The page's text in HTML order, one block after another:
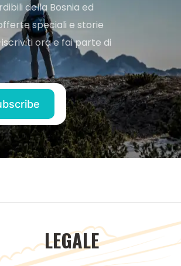
della Bosnia ed
speciali e storie
ora e fai parte di
LEGALE